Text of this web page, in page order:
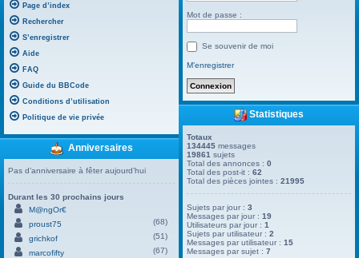
Page d’index
Rechercher
S’enregistrer
Aide
FAQ
Guide du BBCode
Conditions d’utilisation
Politique de vie privée
Anniversaires
Pas d’anniversaire à fêter aujourd’hui
Durant les 30 prochains jours
M@ngOr€
proust75
(68)
grichkof
(51)
marcofifty
(67)
Mot de passe :
Se souvenir de moi
M’enregistrer
Statistiques
Totaux
134445 messages
19861 sujets
Total des annonces :0
Total des post-it :62
Total des pièces jointes :21995
Sujets par jour :3
Messages par jour :19
Utilisateurs par jour :1
Sujets par utilisateur :2
Messages par utilisateur :15
Messages par sujet :7